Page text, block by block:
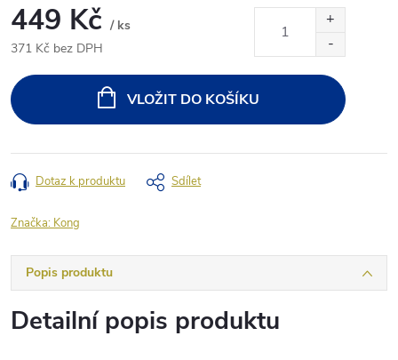
449 Kč / ks
371 Kč bez DPH
cena:
VLOŽIT DO KOŠÍKU
Dotaz k produktu Sdílet
Značka: Kong
Popis produktu
Detailní popis produktu